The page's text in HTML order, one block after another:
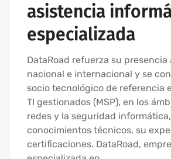
asistencia
especializada
DataRoad refuerza su presencia
nacional e internacional y se
socio tecnológico de referencia
TI gestionados (MSP), en los
redes y la seguridad
conocimientos técnicos, su
certificaciones. DataRoad,